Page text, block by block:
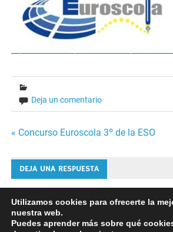
Deja un comentario
Navegación
de
entradas
« Concurso Euroscola 3º de la ESO
DEJA UNA RESPUESTA
Lo siento, debes estarconectado para
comentario.
Utilizamos cookies para ofrecerte la
nuestra web.
Puedes aprender más sobre qué